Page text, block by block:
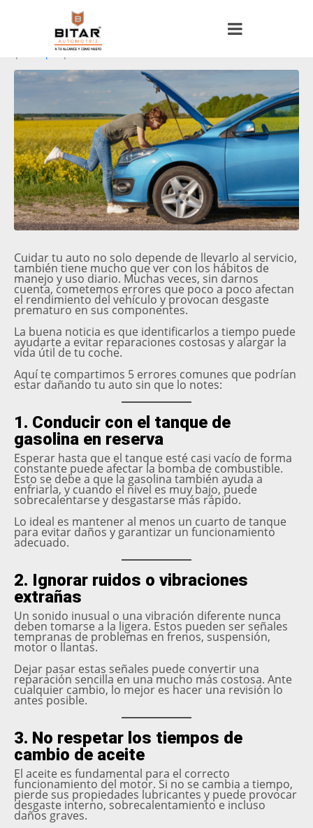
Posted on13 noviembre, 2025
Tips Leave a comment
Cuidar tu auto no solo depende de llevarlo al servicio,
también tiene mucho que ver con los hábitos de
manejo y uso diario. Muchas veces, sin darnos
cuenta, cometemos errores que poco a poco afectan
el rendimiento del vehículo y provocan desgaste
prematuro en sus componentes.
La buena noticia es que identificarlos a tiempo puede
ayudarte a evitar reparaciones costosas y alargar la
vida útil de tu coche.
Aquí te compartimos 5 errores comunes que podrían
estar dañando tu auto sin que lo notes:
1. Conducir con el tanque de
gasolina en reserva
Esperar hasta que el tanque esté casi vacío de forma
constante puede afectar la bomba de combustible.
Esto se debe a que la gasolina también ayuda a
enfriarla, y cuando el nivel es muy bajo, puede
sobrecalentarse y desgastarse más rápido.
Lo ideal es mantener al menos un cuarto de tanque
para evitar daños y garantizar un funcionamiento
adecuado.
2. Ignorar ruidos o vibraciones
extrañas
Un sonido inusual o una vibración diferente nunca
deben tomarse a la ligera. Estos pueden ser señales
tempranas de problemas en frenos, suspensión,
motor o llantas.
Dejar pasar estas señales puede convertir una
reparación sencilla en una mucho más costosa. Ante
cualquier cambio, lo mejor es hacer una revisión lo
antes posible.
3. No respetar los tiempos de
cambio de aceite
El aceite es fundamental para el correcto
funcionamiento del motor. Si no se cambia a tiempo,
pierde sus propiedades lubricantes y puede provocar
desgaste interno, sobrecalentamiento e incluso
daños graves.